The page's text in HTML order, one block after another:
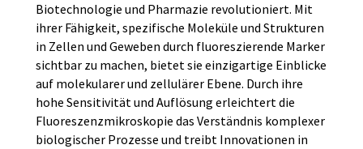
Biotechnologie und Pharmazie revolutioniert. Mit
ihrer Fähigkeit, spezifische Moleküle und Strukturen
in Zellen und Geweben durch fluoreszierende Marker
sichtbar zu machen, bietet sie einzigartige Einblicke
auf molekularer und zellulärer Ebene. Durch ihre
hohe Sensitivität und Auflösung erleichtert die
Fluoreszenzmikroskopie das Verständnis komplexer
biologischer Prozesse und treibt Innovationen in